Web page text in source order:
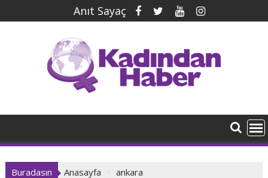
geç
Anıt Sayaç
Buradasın Anasayfa ankara